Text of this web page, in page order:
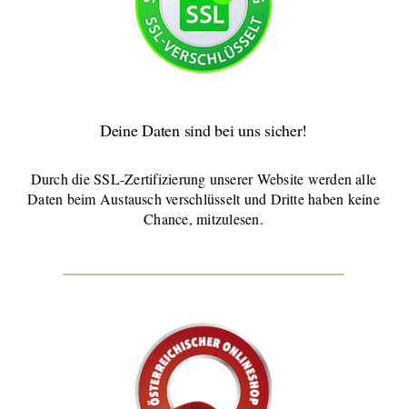
Deine Daten sind bei uns sicher!
Durch die SSL-Zertifizierung unserer Website werden alle
Daten beim Austausch verschlüsselt und Dritte haben keine
Chance, mitzulesen.